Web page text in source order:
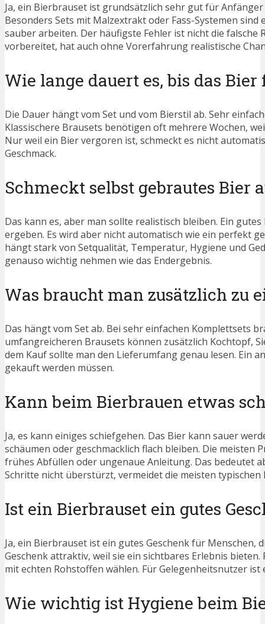
Ja, ein Bierbrauset ist grundsätzlich sehr gut für
Besonders Sets mit Malzextrakt oder Fass-Systemen
sauber arbeiten. Der häufigste Fehler ist nicht die
vorbereitet, hat auch ohne Vorerfahrung realistische
Wie lange dauert es, bis das
Die Dauer hängt vom Set und vom Bierstil ab. Sehr
Klassischere Brausets benötigen oft mehrere Wochen,
Nur weil ein Bier vergoren ist, schmeckt es nicht
Geschmack.
Schmeckt selbst gebrautes Bier
Das kann es, aber man sollte realistisch bleiben. Ein
ergeben. Es wird aber nicht automatisch wie ein perfekt
hängt stark von Setqualität, Temperatur, Hygiene und
genauso wichtig nehmen wie das Endergebnis.
Was braucht man zusätzlich zu
Das hängt vom Set ab. Bei sehr einfachen Komplettsets
umfangreicheren Brausets können zusätzlich Kochtopf,
dem Kauf sollte man den Lieferumfang genau lesen. Ein
gekauft werden müssen.
Kann beim Bierbrauen etwas
Ja, es kann einiges schiefgehen. Das Bier kann sauer
schäumen oder geschmacklich flach bleiben. Die
frühes Abfüllen oder ungenaue Anleitung. Das bedeutet
Schritte nicht überstürzt, vermeidet die meisten typischen
Ist ein Bierbrauset ein gutes
Ja, ein Bierbrauset ist ein gutes Geschenk für Menschen,
Geschenk attraktiv, weil sie ein sichtbares Erlebnis
mit echten Rohstoffen wählen. Für Gelegenheitsnutzer
Wie wichtig ist Hygiene beim